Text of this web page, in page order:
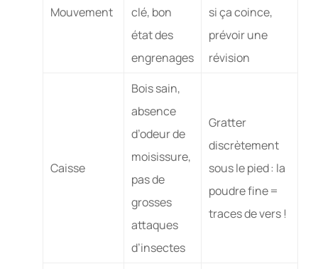
Mouvement
clé, bon
état des
engrenages
si ça coince,
prévoir une
révision
Caisse
Bois sain,
absence
d’odeur de
moisissure,
pas de
grosses
attaques
d’insectes
Gratter
discrètement
sous le pied : la
poudre fine =
traces de vers !